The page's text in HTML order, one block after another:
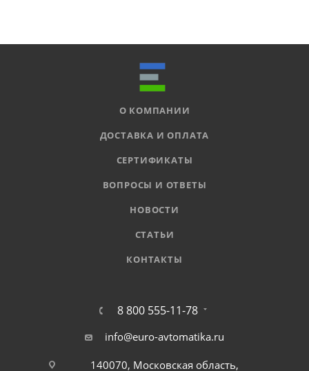
О КОМПАНИИ
ДОСТАВКА И ОПЛАТА
СЕРТИФИКАТЫ
ВОПРОСЫ И ОТВЕТЫ
НОВОСТИ
СТАТЬИ
КОНТАКТЫ
8 800 555-11-78
info@euro-avtomatika.ru
140070, Московская область,